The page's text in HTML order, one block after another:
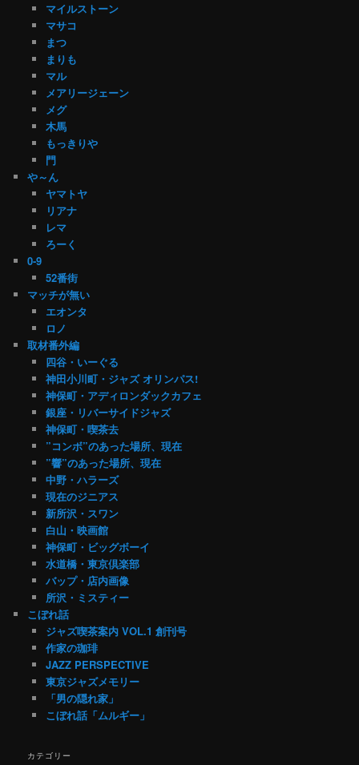
マイルストーン
マサコ
まつ
まりも
マル
メアリージェーン
メグ
木馬
もっきりや
門
や～ん
ヤマトヤ
リアナ
レマ
ろーく
0-9
52番街
マッチが無い
エオンタ
ロノ
取材番外編
四谷・いーぐる
神田小川町・ジャズ オリンパス!
神保町・アディロンダックカフェ
銀座・リバーサイドジャズ
神保町・喫茶去
”コンボ”のあった場所、現在
”響”のあった場所、現在
中野・ハラーズ
現在のジニアス
新所沢・スワン
白山・映画館
神保町・ビッグボーイ
水道橋・東京倶楽部
バップ・店内画像
所沢・ミスティー
こぼれ話
ジャズ喫茶案内 VOL.1 創刊号
作家の珈琲
JAZZ PERSPECTIVE
東京ジャズメモリー
「男の隠れ家」
こぼれ話「ムルギー」
カテゴリー